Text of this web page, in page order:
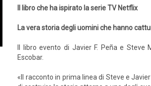
Il libro che ha ispirato la serie TV Netflix
La vera storia degli uomini che hanno
Il libro evento di Javier F. Peña e Steve
Escobar.
«Il racconto in prima linea di Steve e